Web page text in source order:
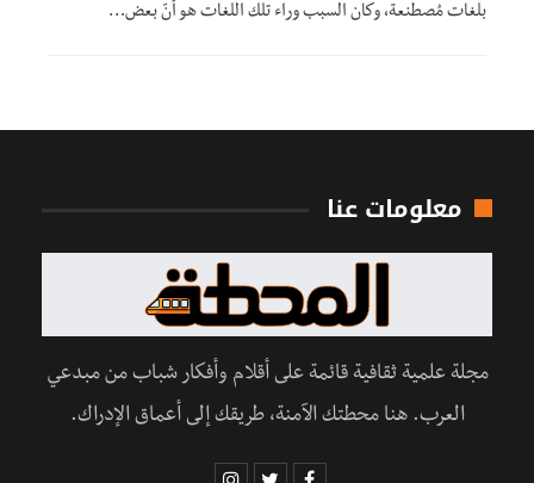
بلغات مُصطنعة، وكان السبب وراء تلك اللغات هو أنّ بعض…
معلومات عنا
مجلة علمية ثقافية قائمة على أقلام وأفكار شباب من مبدعي
العرب. هنا محطتك الآمنة، طريقك إلى أعماق الإدراك.